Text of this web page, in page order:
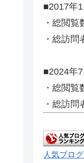
■2017年
・総閲
・総訪
■2024年
・総閲覧
・総訪
人気ブロ